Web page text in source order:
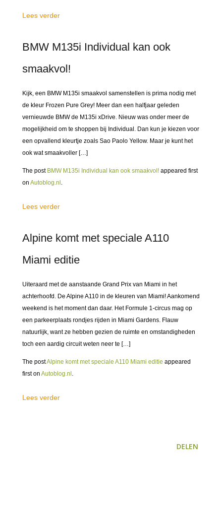
Lees verder
BMW M135i Individual kan ook
smaakvol!
Kijk, een BMW M135i smaakvol samenstellen is prima nodig met
de kleur Frozen Pure Grey! Meer dan een halfjaar geleden
vernieuwde BMW de M135i xDrive. Nieuw was onder meer de
mogelijkheid om te shoppen bij Individual. Dan kun je kiezen voor
een opvallend kleurtje zoals Sao Paolo Yellow. Maar je kunt het
ook wat smaakvoller […]
The post BMW M135i Individual kan ook smaakvol! appeared first
on Autoblog.nl .
Lees verder
Alpine komt met speciale A110
Miami editie
Uiteraard met de aanstaande Grand Prix van Miami in het
achterhoofd. De Alpine A110 in de kleuren van Miami! Aankomend
weekend is het moment dan daar. Het Formule 1-circus mag op
een parkeerplaats rondjes rijden in Miami Gardens. Flauw
natuurlijk, want ze hebben gezien de ruimte en omstandigheden
toch een aardig circuit weten neer te […]
The postAlpine komt met speciale A110 Miami editie appeared
first on Autoblog.nl .
Lees verder
DELEN